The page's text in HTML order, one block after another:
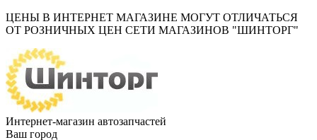
ЦЕНЫ В ИНТЕРНЕТ МАГАЗИНЕ МОГУТ ОТЛИЧАТЬСЯ
ОТ РОЗНИЧНЫХ ЦЕН СЕТИ МАГАЗИНОВ "ШИНТОРГ"
Интернет-магазин автозапчастей
Ваш город